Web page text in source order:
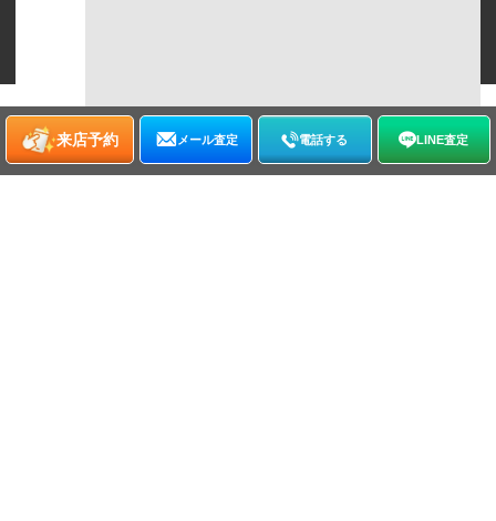
来店予約 メール査定 電話する LINE査定